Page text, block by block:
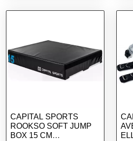
CAPITAL SPORTS
ROOKSO SOFT JUMP
BOX 15 CM